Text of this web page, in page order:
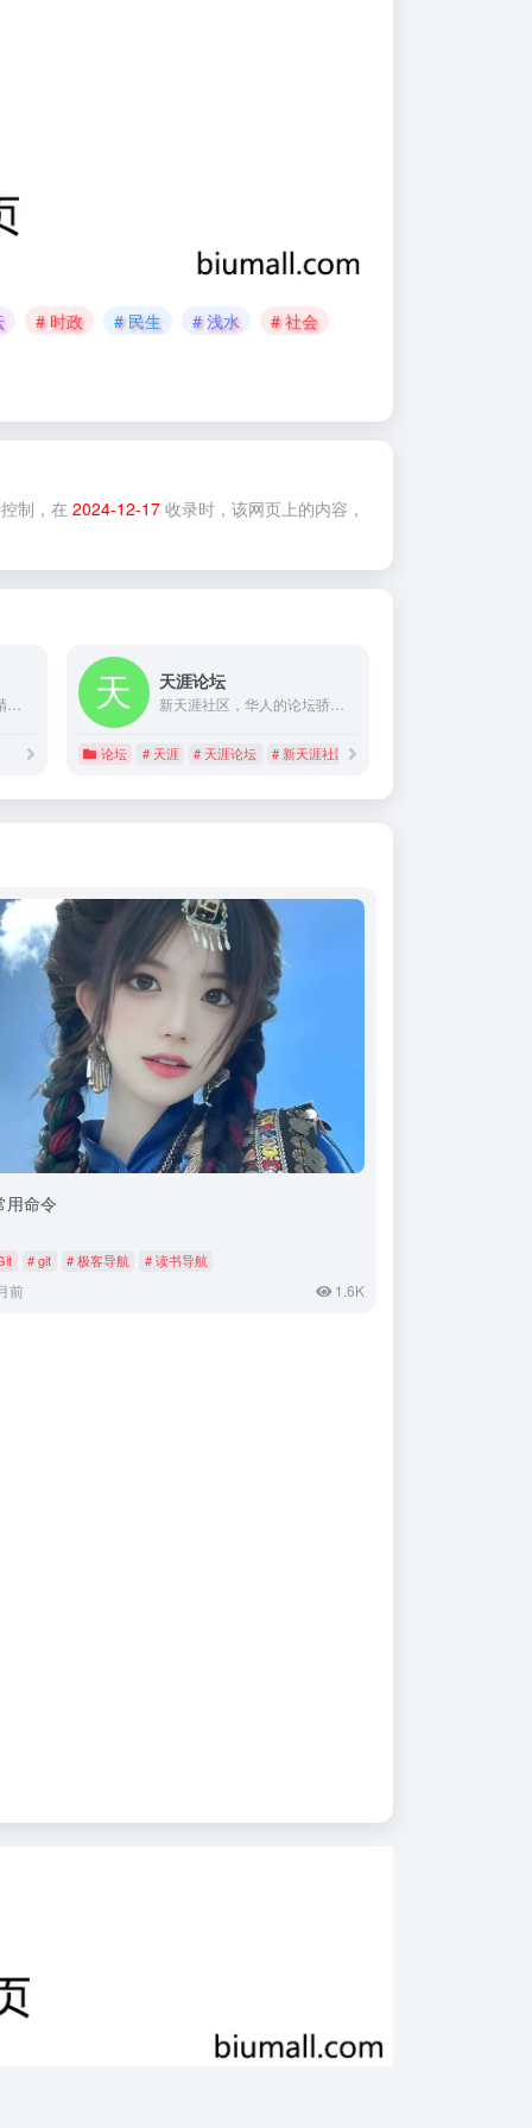
# 时政 # 民生 # 浅水 # 社会
制，在 2024-12-17 收录时，该网页上的内容，
天涯论坛
新天涯社区，华人的论坛骄傲-分享世间百味，品尝人生百态www.xintianya.net
论坛 # 天涯 # 天涯论坛 # 新天涯社区
用命令
# git # 极客导航 # 读书导航
前 1.6K